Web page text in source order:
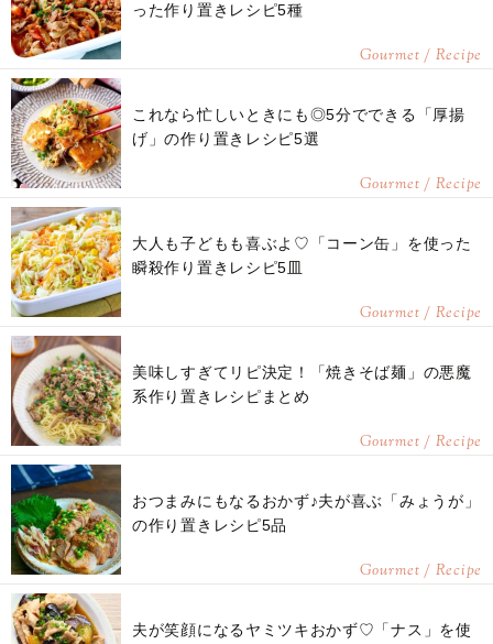
った作り置きレシピ5種
Gourmet / Recipe
これなら忙しいときにも◎5分でできる「厚揚
げ」の作り置きレシピ5選
Gourmet / Recipe
大人も子どもも喜ぶよ♡「コーン缶」を使った
瞬殺作り置きレシピ5皿
Gourmet / Recipe
美味しすぎてリピ決定！「焼きそば麺」の悪魔
系作り置きレシピまとめ
Gourmet / Recipe
おつまみにもなるおかず♪夫が喜ぶ「みょうが」
の作り置きレシピ5品
Gourmet / Recipe
夫が笑顔になるヤミツキおかず♡「ナス」を使